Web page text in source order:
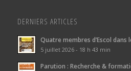
DERNIERS ARTICLES
Quatre membres d’Escol dans
5 juillet 2026 - 18 h 43 min
Parution : Recherche &